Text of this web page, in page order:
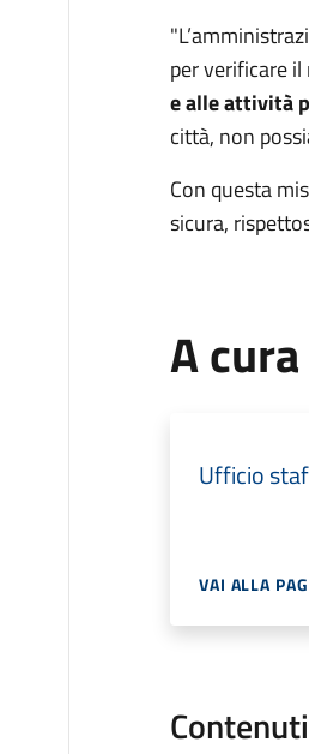
per verificare
e alle attività
città, non
Con questa
sicura,
A
Ufficio
VAI ALLA